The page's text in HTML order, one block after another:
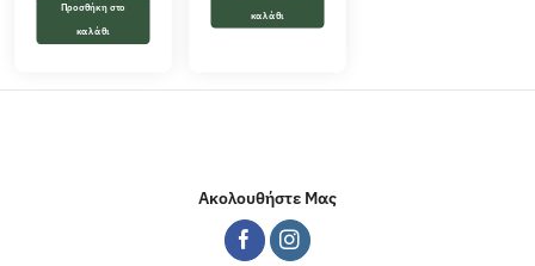
Προσθήκη στο
καλάθι
καλάθι
Ακολουθήστε Μας